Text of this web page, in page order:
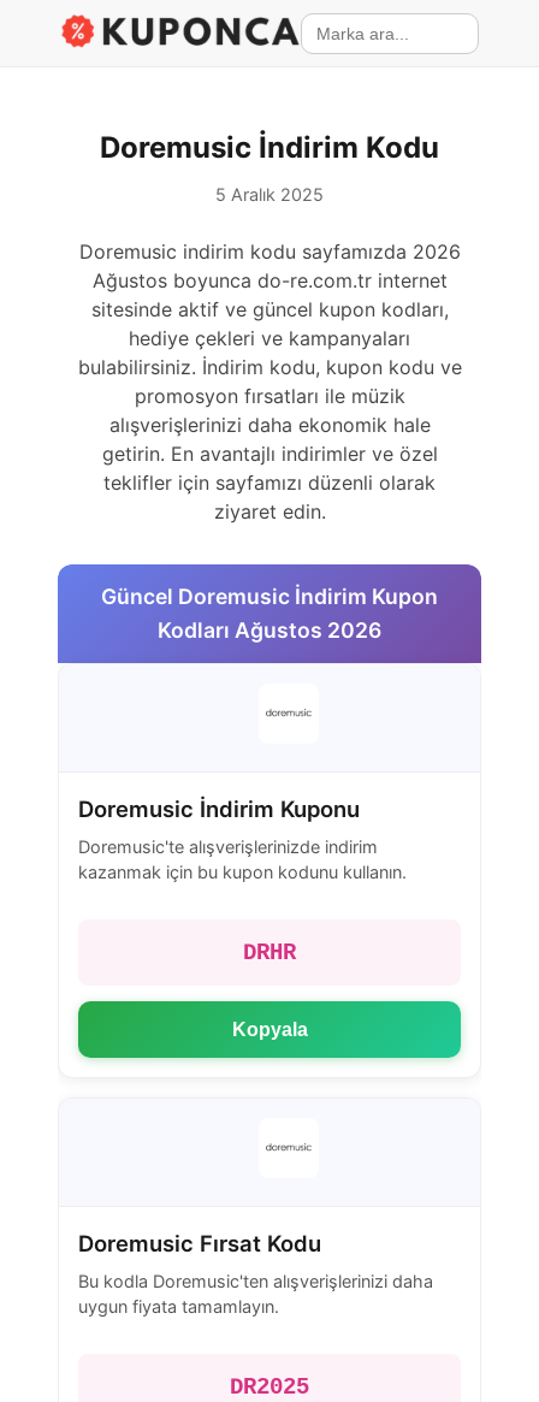
Doremusic İndirim Kodu
5 Aralık 2025
Doremusic indirim kodu sayfamızda 2026
Ağustos boyunca do-re.com.tr internet
sitesinde aktif ve güncel kupon kodları,
hediye çekleri ve kampanyaları
bulabilirsiniz. İndirim kodu, kupon kodu ve
promosyon fırsatları ile müzik
alışverişlerinizi daha ekonomik hale
getirin. En avantajlı indirimler ve özel
teklifler için sayfamızı düzenli olarak
ziyaret edin.
Güncel Doremusic İndirim Kupon
Kodları Ağustos 2026
Doremusic İndirim Kuponu
Doremusic'te alışverişlerinizde indirim
kazanmak için bu kupon kodunu kullanın.
DRHR
Kopyala
Doremusic Fırsat Kodu
Bu kodla Doremusic'ten alışverişlerinizi daha
uygun fiyata tamamlayın.
DR2025